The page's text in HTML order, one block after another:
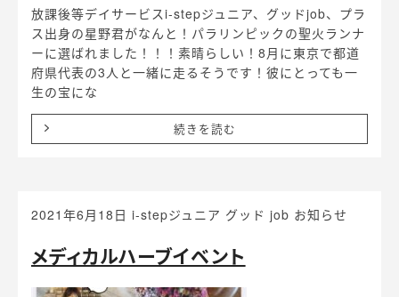
放課後等デイサービスi-stepジュニア、グッドjob、プラ
ス出身の星野君がなんと！パラリンピックの聖火ランナ
ーに選ばれました！！！素晴らしい！8月に東京で都道
府県代表の3人と一緒に走るそうです！彼にとっても一
生の宝にな
続きを読む
2021年6月18日 i-stepジュニア グッド job お知らせ
メディカルハーブイベント